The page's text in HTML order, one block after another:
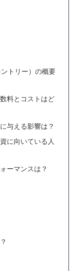
トリー）の概要
料とコストはど
与える影響は？
に向いている人
ーマンスは？